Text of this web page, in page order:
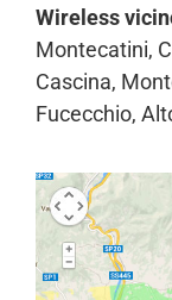
Wireless
Montecatini,
Cascina,
Fucecchio,